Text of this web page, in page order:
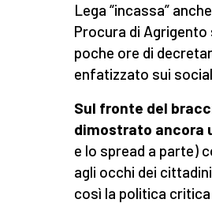
Lega “incassa”
Procura di
poche ore di
enfatizzato sui
Sul fronte del
dimostrato ancora
e lo spread a parte)
agli occhi dei
così la politica critica